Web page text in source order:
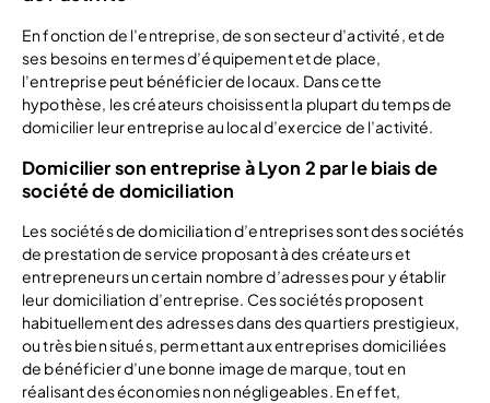
En fonction de l’entreprise, de son secteur d’activité, et de
ses besoins en termes d’équipement et de place,
l’entreprise peut bénéficier de locaux. Dans cette
hypothèse, les créateurs choisissent la plupart du temps de
domicilier leur entreprise au local d’exercice de l’activité.
Domicilier son entreprise à Lyon 2 par le biais de
société de domiciliation
Les sociétés de domiciliation d’entreprises sont des sociétés
de prestation de service proposant à des créateurs et
entrepreneurs un certain nombre d’adresses pour y établir
leur domiciliation d’entreprise. Ces sociétés proposent
habituellement des adresses dans des quartiers prestigieux,
ou très bien situés, permettant aux entreprises domiciliées
de bénéficier d’une bonne image de marque, tout en
réalisant des économies non négligeables. En effet,